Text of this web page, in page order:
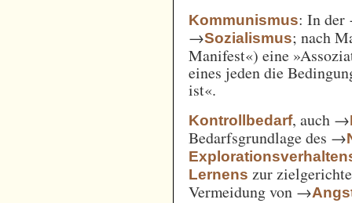
Kommunismus: In
→Sozialismus; nach
Manifest«) eine
eines jeden die
ist«.
Kontrollbedarf, auch →
Bedarfsgrundlage des →
Lernens zur
Vermeidung von →